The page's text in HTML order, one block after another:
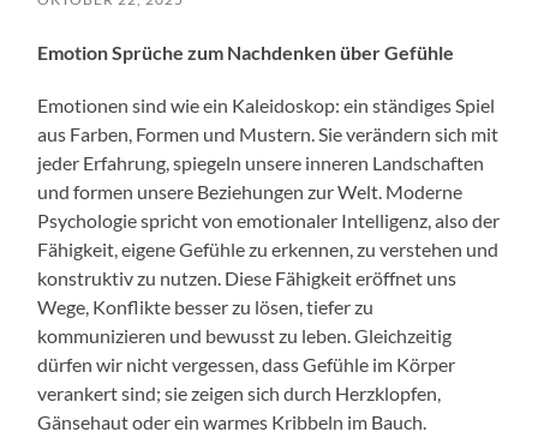
Emotion Sprüche zum Nachdenken über Gefühle
Emotionen sind wie ein Kaleidoskop: ein ständiges Spiel
aus Farben, Formen und Mustern. Sie verändern sich mit
jeder Erfahrung, spiegeln unsere inneren Landschaften
und formen unsere Beziehungen zur Welt. Moderne
Psychologie spricht von emotionaler Intelligenz, also der
Fähigkeit, eigene Gefühle zu erkennen, zu verstehen und
konstruktiv zu nutzen. Diese Fähigkeit eröffnet uns
Wege, Konflikte besser zu lösen, tiefer zu
kommunizieren und bewusst zu leben. Gleichzeitig
dürfen wir nicht vergessen, dass Gefühle im Körper
verankert sind; sie zeigen sich durch Herzklopfen,
Gänsehaut oder ein warmes Kribbeln im Bauch.